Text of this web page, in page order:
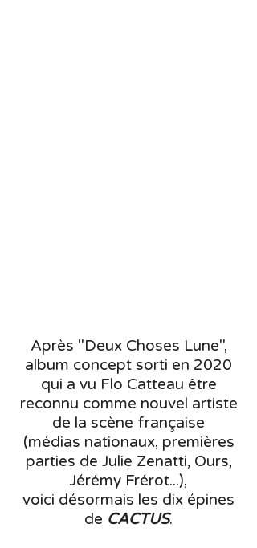
Après "Deux Choses Lune",
album concept sorti en 2020
qui a vu Flo Catteau être
reconnu comme nouvel artiste
de la scène française
(médias nationaux, premières
parties de Julie Zenatti, Ours,
Jérémy Frérot...),
voici désormais les dix épines
de CACTUS.